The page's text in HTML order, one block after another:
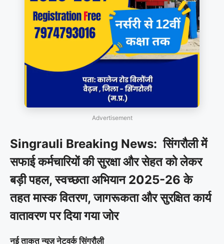
Advertisement
Singrauli Breaking News: सिंगरौली में
सफाई कर्मचारियों की सुरक्षा और सेहत को लेकर
बड़ी पहल, स्वच्छता अभियान 2025-26 के
तहत मास्क वितरण, जागरूकता और सुरक्षित कार्य
वातावरण पर दिया गया जोर
नई ताकत न्यूज़ नेटवर्क सिंगरौली